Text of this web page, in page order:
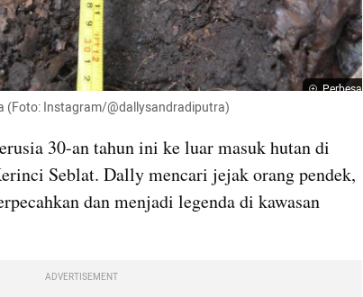
Perbesar
(Foto: Instagram/@dallysandradiputra)
30-an tahun ini ke luar masuk hutan di
Seblat. Dally mencari jejak orang pendek,
dan menjadi legenda di kawasan
ADVERTISEMENT